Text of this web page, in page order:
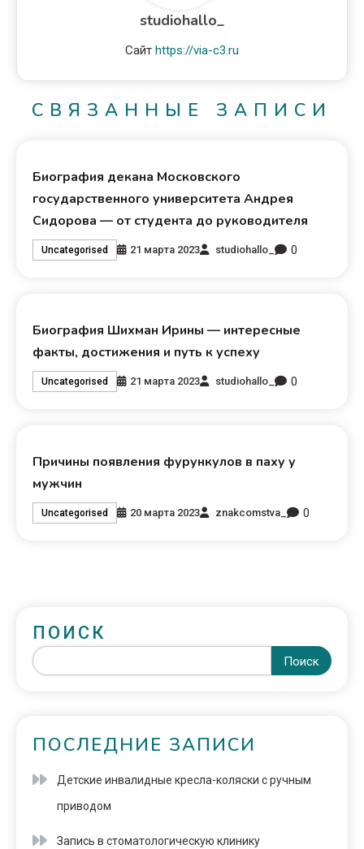
studiohallo_
Сайт https://via-c3.ru
СВЯЗАННЫЕ ЗАПИСИ
Биография декана Московского
государственного университета Андрея
Сидорова — от студента до руководителя
Uncategorised 21 марта 2023 studiohallo_ 0
Биография Шихман Ирины — интересные
факты, достижения и путь к успеху
Uncategorised 21 марта 2023 studiohallo_ 0
Причины появления фурункулов в паху у
мужчин
Uncategorised 20 марта 2023 znakcomstva_ 0
ПОИСК
Поиск
ПОСЛЕДНИЕ ЗАПИСИ
Детские инвалидные кресла-коляски с ручным
приводом
Запись в стоматологическую клинику